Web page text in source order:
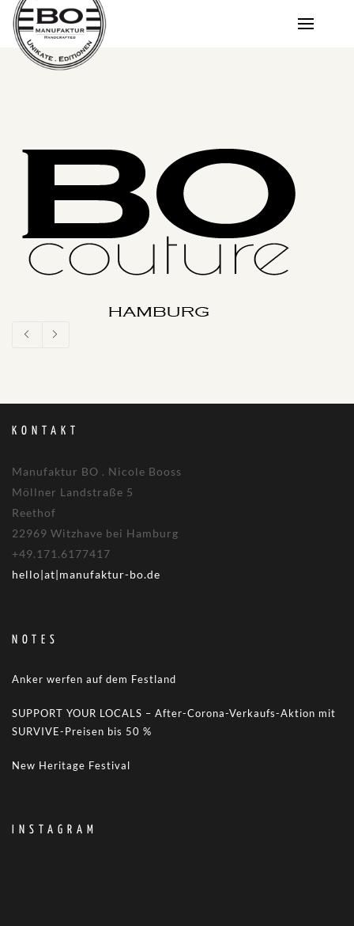
KONTAKT
Manufaktur BO . Nicole Booss
Möllner Landstraße 5
Reethof
22969 Witzhave bei Hamburg
+49.171.6177417
hello|at|manufaktur-bo.de
NOTES
Anker werfen auf dem Festland
SUPPORT YOUR LOCALS – After-Corona-Verkaufs-Aktion mit
SURVIVE-Preisen bis 50 %
New Heritage Festival
INSTAGRAM